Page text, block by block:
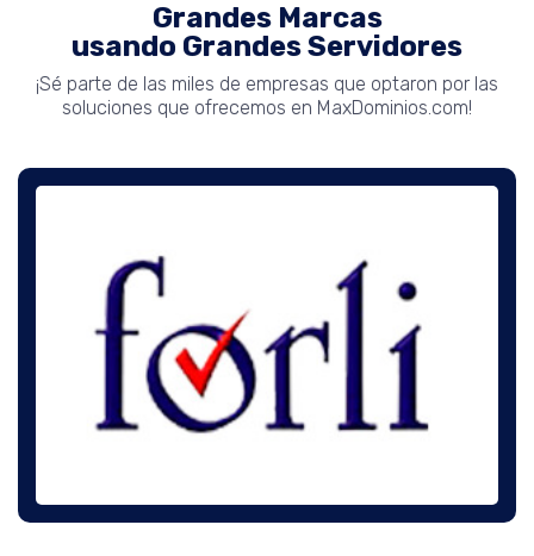
Grandes Marcas
usando Grandes Servidores
¡Sé parte de las miles de empresas que optaron por las
soluciones que ofrecemos en MaxDominios.com!